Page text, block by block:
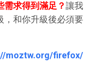
需求得到滿足？讓我
，和你升級後必須要
moztw.org/firefox/